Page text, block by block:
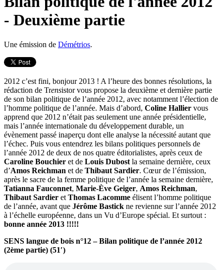
- Deuxième partie
Une émission de Démétrios.
2012 c’est fini, bonjour 2013 ! A l’heure des bonnes résolutions, la
rédaction de Trensistor vous propose la deuxième et dernière partie
de son bilan politique de l’année 2012, avec notamment l’élection de
l’homme politique de l’année. Mais d’abord, Coline Hallier vous
apprend que 2012 n’était pas seulement une année présidentielle,
mais l’année internationale du développement durable, un
évènement passé inaperçu dont elle analyse la nécessité autant que
l’échec. Puis vous entendrez les bilans politiques personnels de
l’année 2012 de deux de nos quatre éditorialistes, après ceux de
Caroline Bouchier et de Louis Dubost la semaine dernière, ceux
d’Amos Reichman et de Thibaut Sardier. Cœur de l’émission,
après le sacre de la femme politique de l’année la semaine dernière,
Tatianna Fauconnet, Marie-Ève Geiger, Amos Reichman,
Thibaut Sardier et Thomas Lacomme élisent l’homme politique
de l’année, avant que Jérôme Bastick ne revienne sur l’année 2012
à l’échelle européenne, dans un Vu d’Europe spécial. Et surtout :
bonne année 2013 !!!!!
SENS langue de bois n°12 – Bilan politique de l’année 2012
(2ème partie) (51′)